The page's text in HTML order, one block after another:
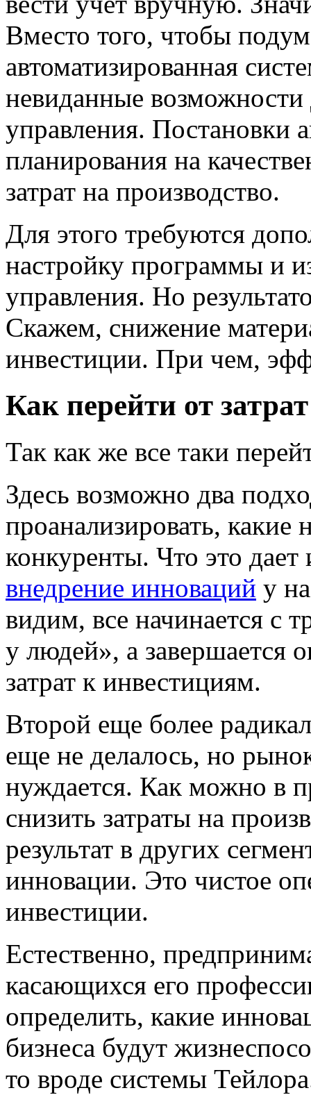
Вместо того, чтобы
автоматизированная
невиданные возможности
управления. Постановки
планирования на
затрат на производство.
Для этого требуются
настройку программы и
управления. Но
Скажем, снижение
инвестиции. При чем,
Как перейти от
Так как же все таки
Здесь возможно два
проанализировать, какие
конкуренты. Что это
внедрение инноваций у
видим, все начинается с
у людей», а завершается
затрат к инвестициям.
Второй еще более
еще не делалось, но
нуждается. Как можно в
снизить затраты на
результат в других
инновации. Это чистое
инвестиции.
Естественно,
касающихся его
определить, какие
бизнеса будут
то вроде системы